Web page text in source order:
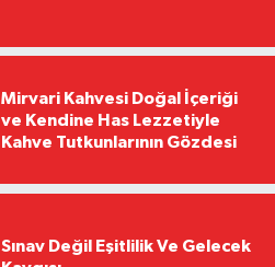
Mirvari Kahvesi Doğal İçeriği
ve Kendine Has Lezzetiyle
Kahve Tutkunlarının Gözdesi
Sınav Değil Eşitlilik Ve Gelecek